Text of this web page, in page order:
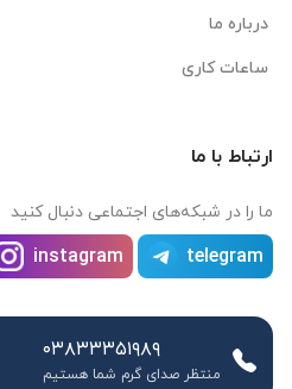
درباره ما
ساعات کاری
ارتباط با ما
ما را در شبکه‌های اجتماعی دنبال کنید
telegram
instagram
۰۳۸۳۳۳۵۱۹۸۹
منتظر صدای گرم شما هستیم